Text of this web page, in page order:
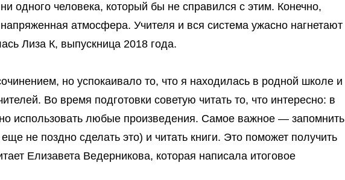
одного человека, который бы не справился с этим. Конечно,
атмосфера. Учителя и вся система ужасно нагнетают
Лиза К, выпускница 2018 года.
но успокаивало то, что я находилась в родной школе и
Во время подготовки советую читать то, что интересно: в
использовать любые произведения. Самое важное — запомнить
еще не поздно сделать это) и читать книги. Это поможет получить
Елизавета Ведерникова, которая написала итоговое